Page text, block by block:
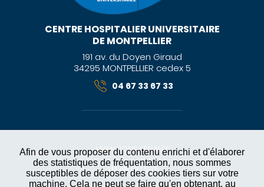
Afin de vous proposer du contenu enrichi et d'élaborer
des statistiques de fréquentation, nous sommes
susceptibles de déposer des cookies tiers sur votre
machine. Cela ne peut se faire qu'en obtenant, au
CENTRE HOSPITALIER UNIVERSITAIRE
DE MONTPELLIER
191 av. du Doyen Giraud
34295 MONTPELLIER cedex 5
04 67 33 67 33
MENTIONS LÉGALES
PLAN DU SITE